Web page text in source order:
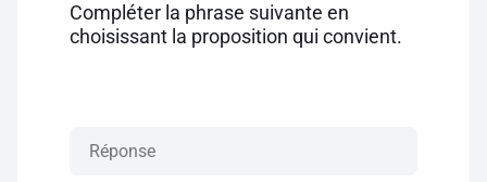
Compléter la phrase suivante en
choisissant la proposition qui convient.